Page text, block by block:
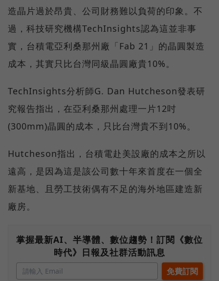
造晶片過於昂貴、公司財務難以負荷的印象。不
過，科技研究機構TechInsights認為這並非事
實，台積電亞利桑那州廠「Fab 21」的晶圓製造
成本，其實只比台灣同級晶圓廠貴10%。
TechInsights分析師G. Dan Hutcheson發表研
究報告指出，在亞利桑那州處理一片12吋
(300mm)晶圓的成本，只比台灣貴不到10%。
Hutcheson指出，台積電赴美設廠的成本之所以
遠高，是因為這是該公司數十年來首度在一個全
新基地、且勞工技術偶有不足的海外地區建造新
廠房。
掌握最新AI、半導體、數位趨勢！訂閱《數位
時代》日報及社群活動訊息